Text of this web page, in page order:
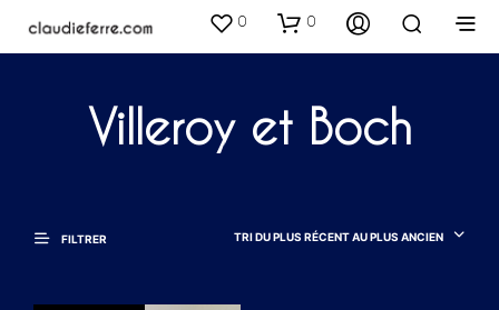
0 0
Villeroy et Boch
FILTRER TRI DU PLUS RÉCENT AU PLUS ANCIEN